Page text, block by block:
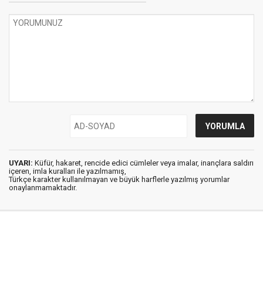
UYARI: Küfür, hakaret, rencide edici cümleler veya imalar, inançlara saldırı
içeren, imla kuralları ile yazılmamış,
Türkçe karakter kullanılmayan ve büyük harflerle yazılmış yorumlar
onaylanmamaktadır.